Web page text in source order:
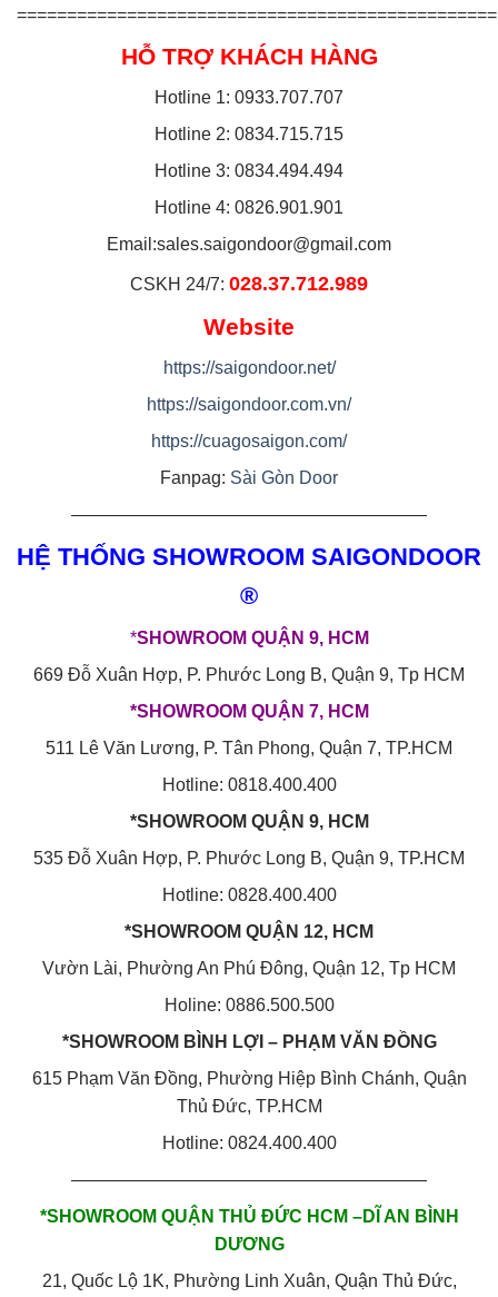
================================================
HỖ TRỢ KHÁCH HÀNG
Hotline 1: 0933.707.707
Hotline 2: 0834.715.715
Hotline 3: 0834.494.494
Hotline 4: 0826.901.901
Email:sales.saigondoor@gmail.com
CSKH 24/7: 028.37.712.989
Website
https://saigondoor.net/
https://saigondoor.com.vn/
https://cuagosaigon.com/
Fanpag: Sài Gòn Door
————————————————————
HỆ THỐNG SHOWROOM SAIGONDOOR
®
*SHOWROOM QUẬN 9, HCM
669 Đỗ Xuân Hợp, P. Phước Long B, Quận 9, Tp HCM
*SHOWROOM QUẬN 7, HCM
511 Lê Văn Lương, P. Tân Phong, Quận 7, TP.HCM
Hotline: 0818.400.400
*SHOWROOM QUẬN 9, HCM
535 Đỗ Xuân Hợp, P. Phước Long B, Quận 9, TP.HCM
Hotline: 0828.400.400
*SHOWROOM QUẬN 12, HCM
Vườn Lài, Phường An Phú Đông, Quận 12, Tp HCM
Holine: 0886.500.500
*SHOWROOM BÌNH LỢI – PHẠM VĂN ĐỒNG
615 Phạm Văn Đồng, Phường Hiệp Bình Chánh, Quận
Thủ Đức, TP.HCM
Hotline: 0824.400.400
————————————————————
*SHOWROOM QUẬN THỦ ĐỨC HCM –DĨ AN BÌNH
DƯƠNG
21, Quốc Lộ 1K, Phường Linh Xuân, Quận Thủ Đức,